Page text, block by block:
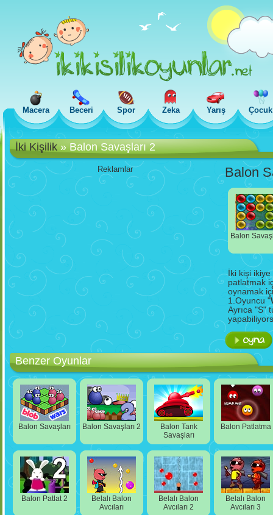
Macera Beceri Spor Zeka Yarış Çocuk
İki Kişilik»Balon Savaşları 2
Reklamlar Balon
Balon
İki kişi ikiye
patlatmak
oynamak
1.Oyuncu "
Ayrıca "S"
Benzer Oyunlar
Balon Savaşları Balon Savaşları 2
Balon Tank
Savaşları
Balon Patlatma
Balon Patlat 2
Belalı Balon
Avcıları
Belalı Balon
Avcıları 2
Belalı Balon
Avcıları 3